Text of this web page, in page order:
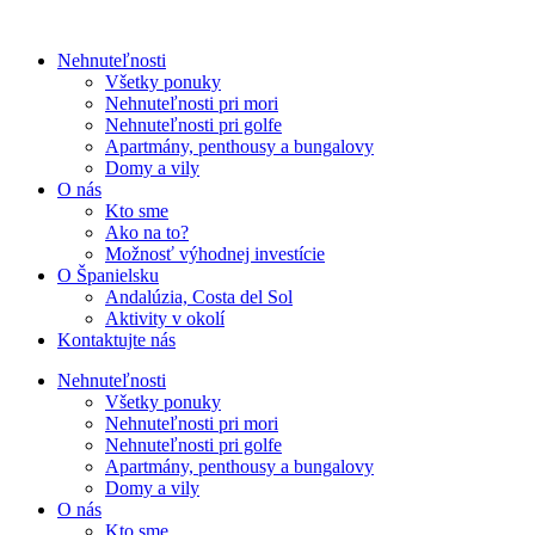
Nehnuteľnosti
Všetky ponuky
Nehnuteľnosti pri mori
Nehnuteľnosti pri golfe
Apartmány, penthousy a bungalovy
Domy a vily
O nás
Kto sme
Ako na to?
Možnosť výhodnej investície
O Španielsku
Andalúzia, Costa del Sol
Aktivity v okolí
Kontaktujte nás
Nehnuteľnosti
Všetky ponuky
Nehnuteľnosti pri mori
Nehnuteľnosti pri golfe
Apartmány, penthousy a bungalovy
Domy a vily
O nás
Kto sme